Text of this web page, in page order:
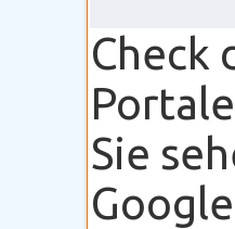
Check
Sie